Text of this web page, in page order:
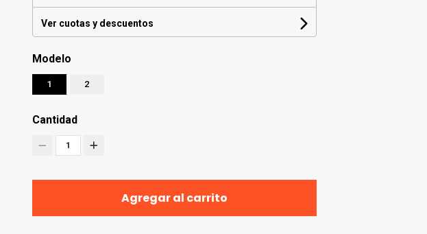
Ver cuotas y descuentos
Modelo
1 2
Cantidad
1
Agregar al carrito